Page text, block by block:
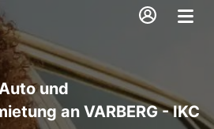
und
an VARBERG - IKC